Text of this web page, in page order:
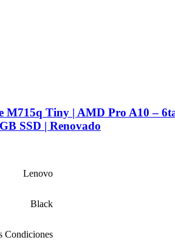
M715q Tiny | AMD Pro A10 –
SSD | Renovado
Lenovo
Black
Condiciones